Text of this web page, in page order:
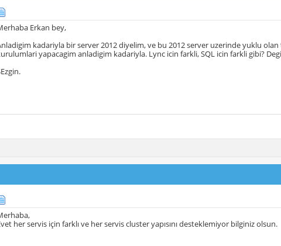
Erkan bey,
kadariyla bir server 2012 diyelim, ve bu 2012 server uzerinde yuklu
yapacagim anladigim kadariyla. Lync icin farkli, SQL icin farkli gibi?
her servis için farklı ve her servis cluster yapısını desteklemiyor bilginiz olsun.